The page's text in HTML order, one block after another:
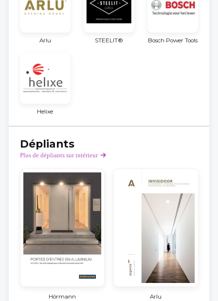
Arlu STEELIT® Bosch Power Tools
Helixe
Dépliants
Plus de dépliants sur intérieur
Hörmann Arlu